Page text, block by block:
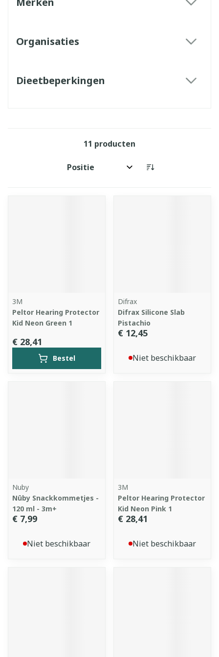
Organisaties
Dieetbeperkingen
11 producten
Sorteer op:
3M
Peltor Hearing Protector
Kid Neon Green 1
€ 28,41
Bestel
Difrax
Difrax Silicone Slab
Pistachio
€ 12,45
Niet beschikbaar
Nuby
Nûby Snackkommetjes -
120 ml - 3m+
€ 7,99
Niet beschikbaar
3M
Peltor Hearing Protector
Kid Neon Pink 1
€ 28,41
Niet beschikbaar